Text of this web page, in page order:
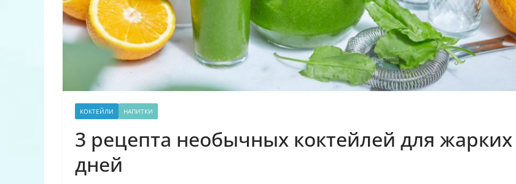
КОКТЕЙЛИ НАПИТКИ
3 рецепта необычных коктейлей для жарких
дней